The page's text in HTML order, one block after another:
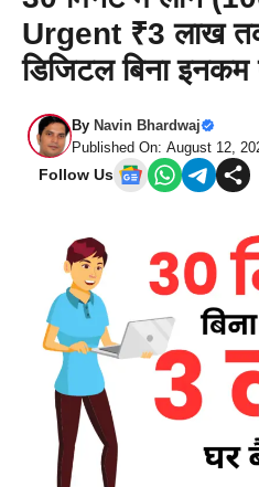
Urgent ₹3 लाख
डिजिटल बिना
By Navin Bhardwaj
Published On: August 12,
Follow Us